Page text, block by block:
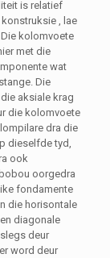
is relatief
, lae
kolomvoete
met die
wat
Die
aksiale krag
die kolomvoete
dra die
dieselfde tyd,
ook
oorgedra
fondamente
die horisontale
diagonale
deur
word deur